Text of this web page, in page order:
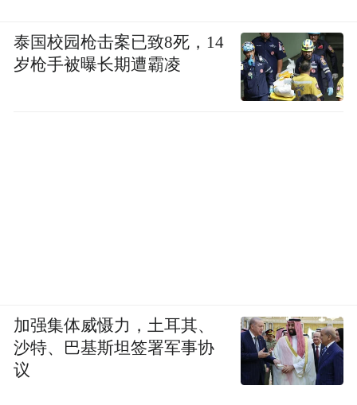
泰国校园枪击案已致8死，14
岁枪手被曝长期遭霸凌
加强集体威慑力，土耳其、
沙特、巴基斯坦签署军事协
议